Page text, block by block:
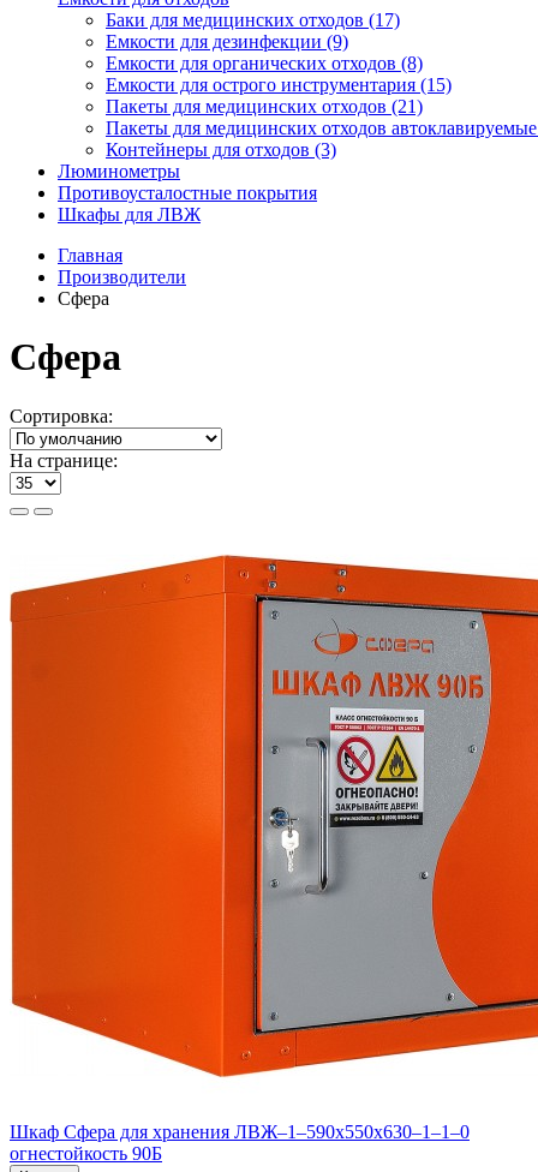
Баки для медицинских отходов (17)
Емкости для дезинфекции (9)
Емкости для органических отходов (8)
Емкости для острого инструментария (15)
Пакеты для медицинских отходов (21)
Пакеты для медицинских отходов
Контейнеры для отходов (3)
Люминометры
Противоусталостные покрытия
Шкафы для ЛВЖ
Главная
Производители
Сфера
Сфера
Сортировка:
На странице:
Шкаф Сфера для хранения ЛВЖ–1–590х550х630–1–1–0
огнестойкость 90Б